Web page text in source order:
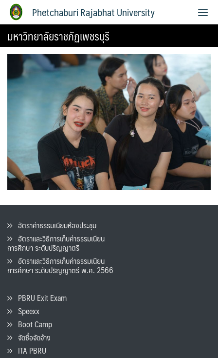
Phetchaburi Rajabhat University
มหาวิทยาลัยราชภัฏเพชรบุรี
อัตราค่าธรรมเนียมห้องประชุม
อัตราและวิธีการเก็บค่าธรรมเนียน
การศึกษา ระดับปริญญาตรี
อัตราและวิธีการเก็บค่าธรรมเนียน
การศึกษา ระดับปริญญาตรี พ.ศ. 2566
PBRU Exit Exam
Speexx
Boot Camp
จัดซื้อจัดจ้าง
ITA PBRU